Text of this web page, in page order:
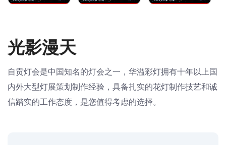
光影漫天
自贡灯会是中国知名的灯会之一，华溢彩灯拥有十年以上国
内外大型灯展策划制作经验，具备扎实的花灯制作技艺和诚
信踏实的工作态度，是您值得考虑的选择。